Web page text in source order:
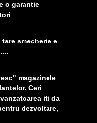
o garantie
tare smecherie e
magazinele
Ceri
iti da
dezvoltare,